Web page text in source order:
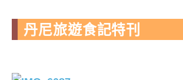
丹尼旅遊食記特刊